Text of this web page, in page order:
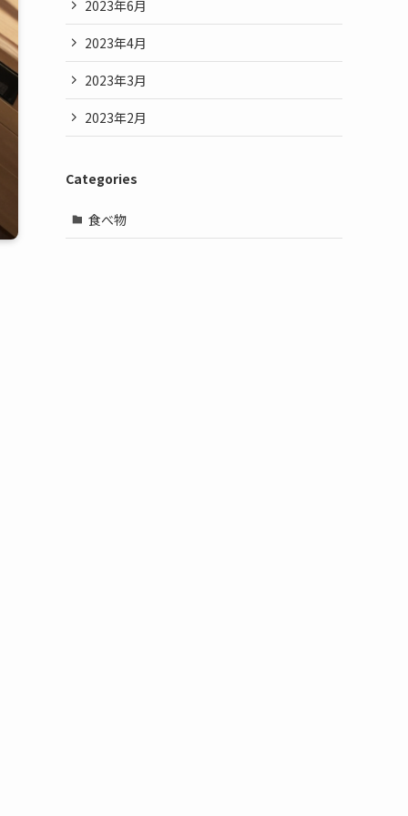
2023年6月
2023年4月
2023年3月
2023年2月
Categories
食べ物